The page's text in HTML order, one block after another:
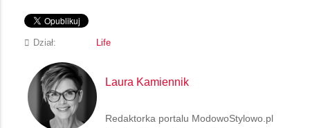
Dział: Life
Laura Kamiennik
Redaktorka portalu ModowoStylowo.pl